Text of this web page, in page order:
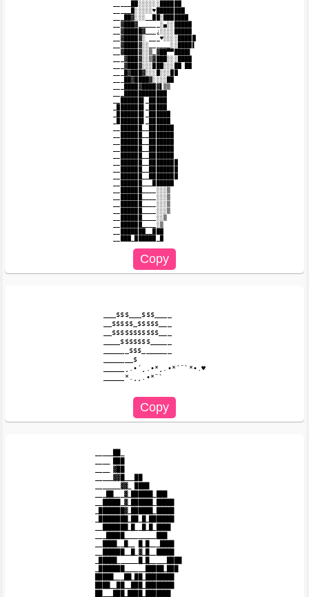
_____██░░░░░░██████
_____█░░░░░♥████████
___██▓░░░__██░███████
__▓███▓______░▄░░█████
__▓█████▓___¿░░░░█████
__▓████▓░ ___♥░░░░█████
__▓████▓░░______░░████▌
__▓████▓░░▒_▓██▀▀████▌
___▓███▓░░▒▓███░░░████
___▓███▓░░░███░░░██ ██
___█▓███▓░░░█░░░██
___██▓████▓░░░░██
___████▓████▓▌▒▒
__██████____░░░▒
__██████____░░░▒
__██████____░░░▒
__██████____░░░▒
__██████____░░▒
__██████____░▒
___$$$___$$$____
__$$$$$_$$$$$___
__$$$$$$$$$$$___
____$$$$$$$_____
______$$$_______
_______$
_____¸.•´¸.•*¸.•*´¨`*•.♥
_____*.¸¸.•*¨`
____ ▓██
_____▓▓█___██
_______▓▓_ ████
___██___▓_██████_███
__█████_▓_██████_█████
_███████▓_██████_█████
__██████__█_▓_█__█████